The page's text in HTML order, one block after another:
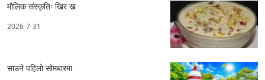
मौलिक संस्कृतिः खिर ख
2026-7-31
साउने पहिलो सोमबारमा